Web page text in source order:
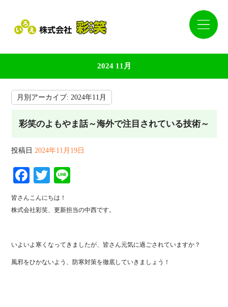
2024 11月
月別アーカイブ:2024年11月
彩笑のよもやま話～海外で注目されている技術～
投稿日 2024年11月19日
Facebook
Twitter
皆さんこんにちは！
株式会社彩笑、更新担当の中西です。
いよいよ寒くなってきましたが、皆さん元気に過ごされていますか？
風邪をひかないよう、防寒対策を徹底していきましょう！